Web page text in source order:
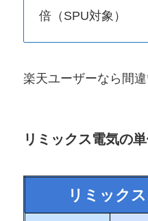
倍（SPU対象）
楽天ユーザーなら間違
リミックス電気の
リミック